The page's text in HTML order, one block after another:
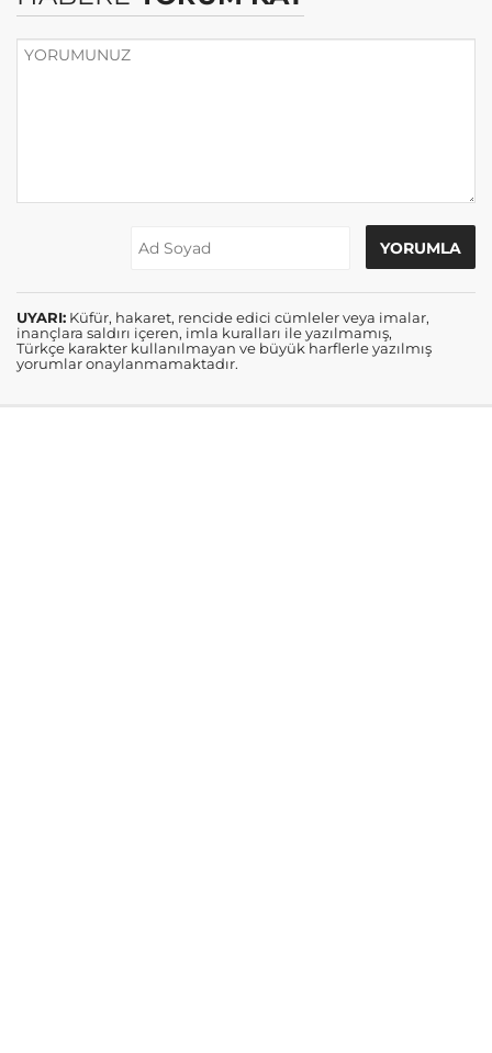
UYARI: Küfür, hakaret, rencide edici cümleler veya imalar,
inançlara saldırı içeren, imla kuralları ile yazılmamış,
Türkçe karakter kullanılmayan ve büyük harflerle yazılmış
yorumlar onaylanmamaktadır.